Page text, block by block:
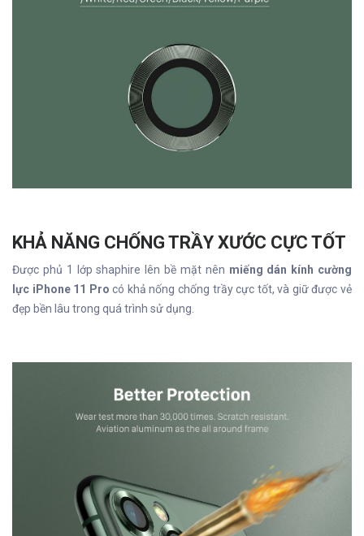
KHẢ NĂNG CHỐNG TRẦY XƯỚC CỰC TỐT
Được phủ 1 lớp shaphire lên bề mặt nên miếng dán kính cường
lực iPhone 11 Pro có khả nống chống trầy cực tốt, và giữ được vẻ
đẹp bền lâu trong quá trình sử dụng.